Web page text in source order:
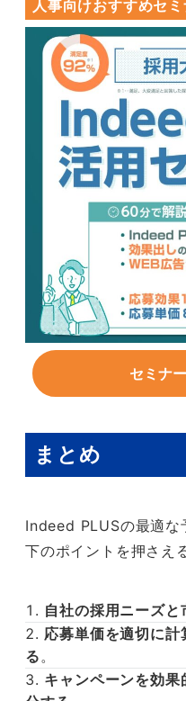
人事向けおすすめセ
セミナ
まとめ
Indeed PLUSの最適な
下のポイントを押さえ
自社の採用ニーズ
応募単価を適切に計
る。
キャンペーンを効